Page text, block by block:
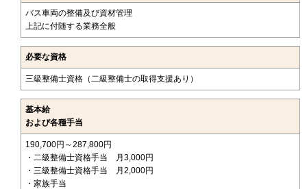
バス車両の整備及び資材管理
上記に付随する業務全般
必要な資格
三級整備士資格（二級整備士の取得支援あり）
基本給
および各種手当
190,700円～287,800円
・二級整備士資格手当 月3,000円
・三級整備士資格手当 月2,000円
・家族手当